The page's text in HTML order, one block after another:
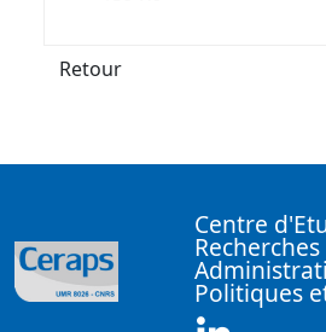
Retour
Centre
Recherches
Politiques